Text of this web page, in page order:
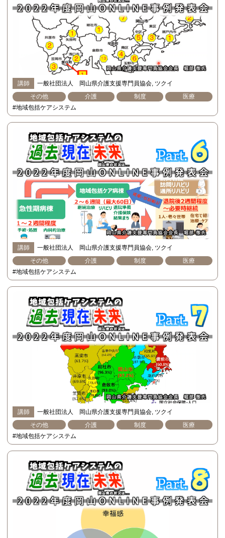
講師 一般社団法人 岡山県介護支援専門員協会 ツクイ
その他
介護 制度
医療
#地域包括ケアシステム
講師 一般社団法人 岡山県介護支援専門員協会 ツクイ
その他
介護 制度
医療
#地域包括ケアシステム
講師 一般社団法人 岡山県介護支援専門員協会 ツクイ
その他
介護 制度
医療
#地域包括ケアシステム